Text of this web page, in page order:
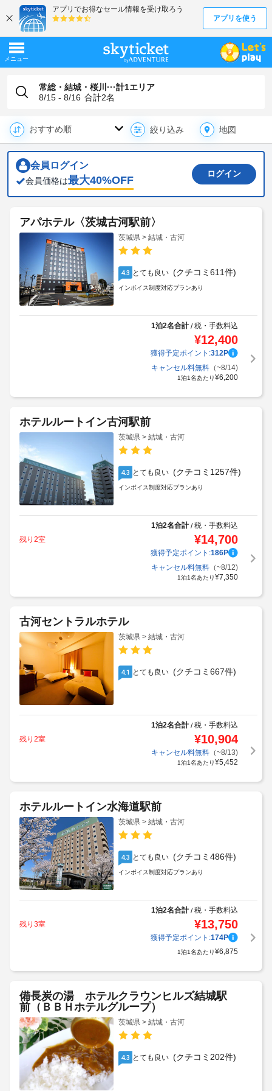
常総・結城・桜川···計1エリア
8/15 - 8/16 合計2名
絞り込み 地図
会員ログイン
会員価格は最大40%OFF
ログイン
アパホテル〈茨城古河駅前〉
茨城県 > 結城・古河
4.3 とても良い (クチコミ611件)
インボイス制度対応プランあり
1泊2名合計/税・手数料込
¥12,400
獲得予定ポイント:312P
キャンセル料無料（~8/14)
1泊1名あたり¥6,200
ホテルルートイン古河駅前
茨城県 > 結城・古河
4.3 とても良い (クチコミ1257件)
インボイス制度対応プランあり
1泊2名合計/税・手数料込
残り2室
¥14,700
獲得予定ポイント:186P
キャンセル料無料（~8/12)
1泊1名あたり¥7,350
古河セントラルホテル
茨城県 > 結城・古河
4.1 とても良い (クチコミ667件)
1泊2名合計/税・手数料込
残り2室
¥10,904
キャンセル料無料（~8/13)
1泊1名あたり¥5,452
ホテルルートイン水海道駅前
茨城県 > 結城・古河
4.3 とても良い (クチコミ486件)
インボイス制度対応プランあり
1泊2名合計/税・手数料込
残り3室
¥13,750
獲得予定ポイント:174P
1泊1名あたり¥6,875
備長炭の湯 ホテルクラウンヒルズ結城駅
前（ＢＢＨホテルグループ）
茨城県 > 結城・古河
4.3 とても良い (クチコミ202件)